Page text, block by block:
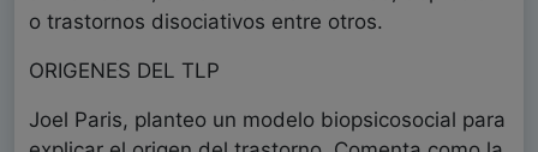
o trastornos disociativos entre otros.
ORIGENES DEL TLP
Joel Paris, planteo un modelo biopsicosocial para